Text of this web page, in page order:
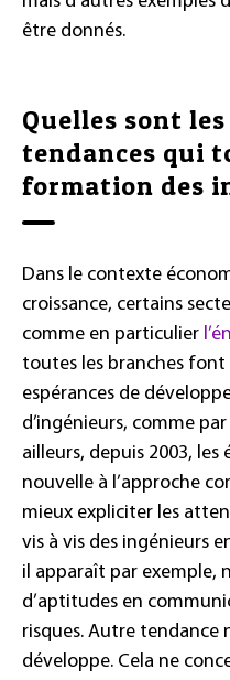
être donnés.
Quelles sont
tendances qui
formation des
Dans le contexte
croissance, certains
comme en particulier
toutes les branches
espérances de
d’ingénieurs, comme
ailleurs, depuis 2003,
nouvelle à l’approche
mieux expliciter les
vis à vis des ingénieurs
il apparaît par exemple,
d’aptitudes en
risques. Autre tendance
développe. Cela ne